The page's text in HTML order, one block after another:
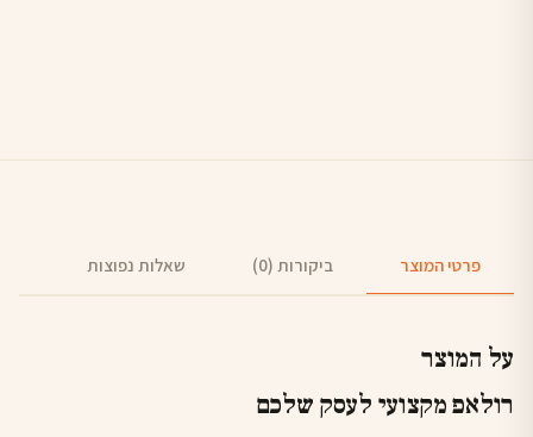
פרטי המוצר ביקורות (0) שאלות נפוצות
על המוצר
רולאפ מקצועי לעסק שלכם